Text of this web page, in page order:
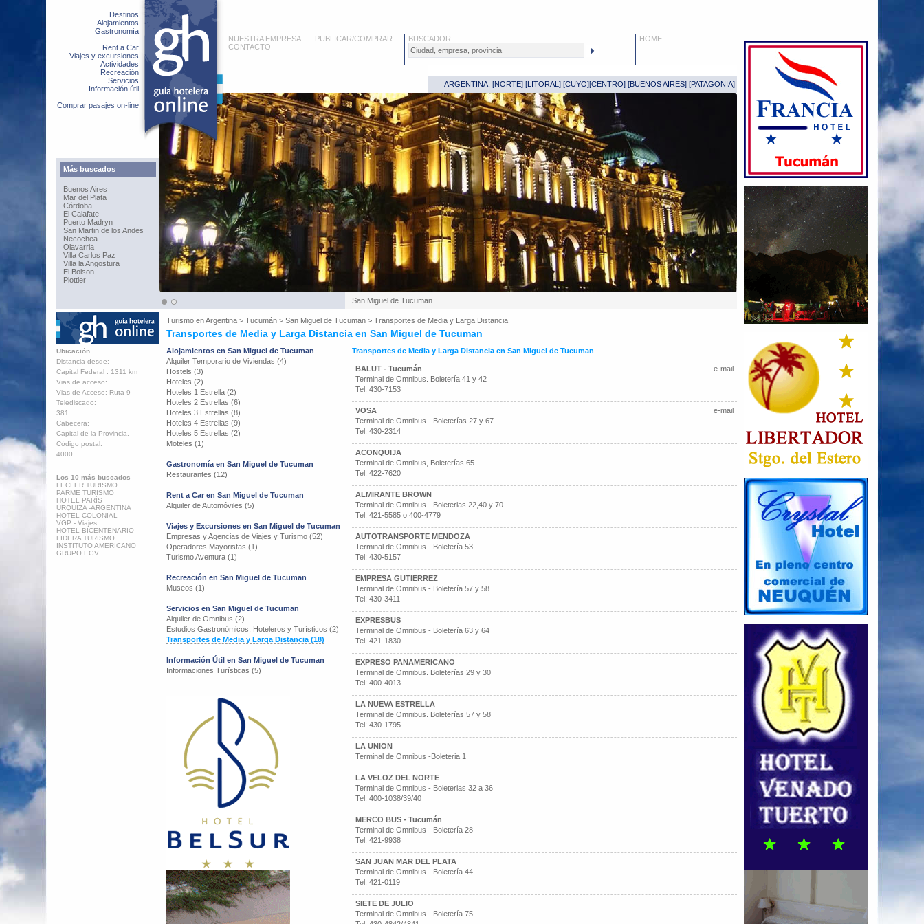
Destinos
Alojamientos
Gastronomía
Rent a Car
Viajes y excursiones
Actividades
Recreación
Servicios
Información útil
Comprar pasajes on-line
Más buscados
Buenos Aires
Mar del Plata
Córdoba
El Calafate
Puerto Madryn
San Martin de los Andes
Necochea
Olavarria
Villa Carlos Paz
Villa la Angostura
El Bolson
Plottier
NUESTRA EMPRESA
CONTACTO
PUBLICAR/COMPRAR BUSCADOR HOME
ARGENTINA: [NORTE] [LITORAL ] [CUYO][CENTRO] [BUENOS AIRES] [PATAGONIA]
Turismo enArgentina > Tucumán > San Miguel de Tucuman > Transportes de Media y Larga Distancia
Transportes de Media y Larga Distancia en San Miguel de Tucuman
Ubicación
Distancia desde:
Capital Federal : 1311 km
Vias de acceso:
Vias de Acceso: Ruta 9
Telediscado:
381
Cabecera:
Capital de la Provincia.
Código postal:
4000
Los 10 más buscados
LECFER TURISMO
PARME TURISMO
HOTEL PARÍS
URQUIZA -ARGENTINA
HOTEL COLONIAL
VGP - Viajes
HOTEL BICENTENARIO
LIDERA TURISMO
INSTITUTO AMERICANO
GRUPO EGV
Alojamientos en San Miguel de Tucuman
Alquiler Temporario de Viviendas (4)
Hostels (3)
Hoteles (2)
Hoteles 1 Estrella (2)
Hoteles 2 Estrellas (6)
Hoteles 3 Estrellas (8)
Hoteles 4 Estrellas (9)
Hoteles 5 Estrellas (2)
Moteles (1)
Gastronomía en San Miguel de Tucuman
Restaurantes (12)
Rent a Car en San Miguel de Tucuman
Alquiler de Automóviles (5)
Viajes y Excursiones en San Miguel de Tucuman
Empresas y Agencias de Viajes y Turismo (52)
Operadores Mayoristas (1)
Turismo Aventura (1)
Recreación en San Miguel de Tucuman
Museos (1)
Servicios en San Miguel de Tucuman
Alquiler de Omnibus (2)
Estudios Gastronómicos, Hoteleros y Turísticos (2)
Transportes de Media y Larga Distancia (18)
Información Útil en San Miguel de Tucuman
Informaciones Turísticas (5)
Transportes de Media y Larga Distancia en San Miguel de Tucuman
e-mail
BALUT - Tucumán
Terminal de Omnibus. Boletería 41 y 42
Tel: 430-7153
e-mail
VOSA
Terminal de Omnibus - Boleterías 27 y 67
Tel: 430-2314
ACONQUIJA
Terminal de Omnibus, Boleterías 65
Tel: 422-7620
ALMIRANTE BROWN
Terminal de Omnibus - Boleterias 22,40 y 70
Tel: 421-5585 o 400-4779
AUTOTRANSPORTE MENDOZA
Terminal de Omnibus - Boletería 53
Tel: 430-5157
EMPRESA GUTIERREZ
Terminal de Omnibus - Boletería 57 y 58
Tel: 430-3411
EXPRESBUS
Terminal de Omnibus - Boletería 63 y 64
Tel: 421-1830
EXPRESO PANAMERICANO
Terminal de Omnibus. Boleterías 29 y 30
Tel: 400-4013
LA NUEVA ESTRELLA
Terminal de Omnibus. Boleterías 57 y 58
Tel: 430-1795
LA UNION
Terminal de Omnibus -Boleteria 1
LA VELOZ DEL NORTE
Terminal de Omnibus - Boleterias 32 a 36
Tel: 400-1038/39/40
MERCO BUS - Tucumán
Terminal de Omnibus - Boletería 28
Tel: 421-9938
SAN JUAN MAR DEL PLATA
Terminal de Omnibus - Boletería 44
Tel: 421-0119
SIETE DE JULIO
Terminal de Omnibus - Boletería 75